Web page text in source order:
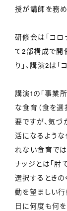
授が講師を務め
研修会は「コロ
て2部構成で開
り」、講演2は
講演1の「事業
な食育（食を
要ですが、気
活になるよう
れない食育で
ナッジとは「肘
選択するときの
動を望ましい行
日に何度も何